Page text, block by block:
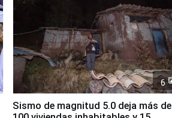
6
Sismo de magnitud 5.0 deja más de